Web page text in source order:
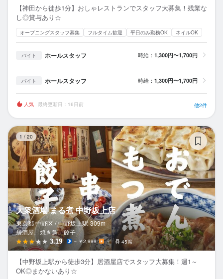
【神田から徒歩1分】おしゃレストランでスタッフ大募集！残業な
し◎賞与あり☆
オープニングスタッフ募集 フルタイム歓迎 平日のみ勤務OK ネイルOK
バイト ホールスタッフ 時給： 1,300円〜1,700円
バイト ホールスタッフ 時給： 1,300円〜1,700円
人気 最終更新日：16日前 他2件
1 / 20
大衆酒場 まる煮 中野坂上店
東京都 中野区 / 中野坂上駅 309m
居酒屋、焼き鳥、餃子
3.19 ～￥2,999 － 45席
【中野坂上駅から徒歩3分】居酒屋店でスタッフ大募集！週1～
OK◎まかないあり☆